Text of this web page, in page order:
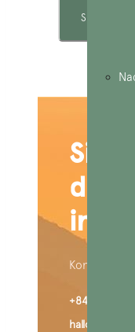
Sind
Kontaktiere
+84 909 426